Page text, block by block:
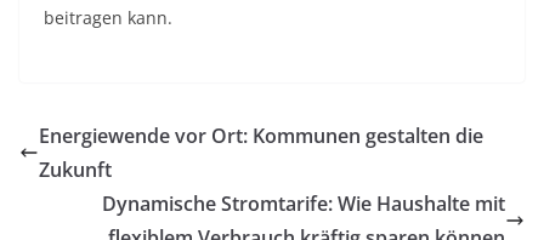
beitragen kann.
Energiewende vor Ort: Kommunen gestalten die
Zukunft
Dynamische Stromtarife: Wie Haushalte mit